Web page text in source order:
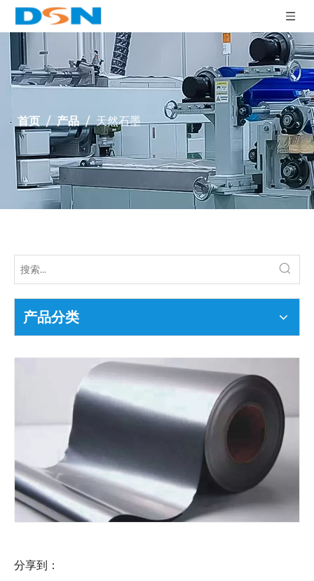
首页 / 产品 / 天然石墨
产品分类
分享到：